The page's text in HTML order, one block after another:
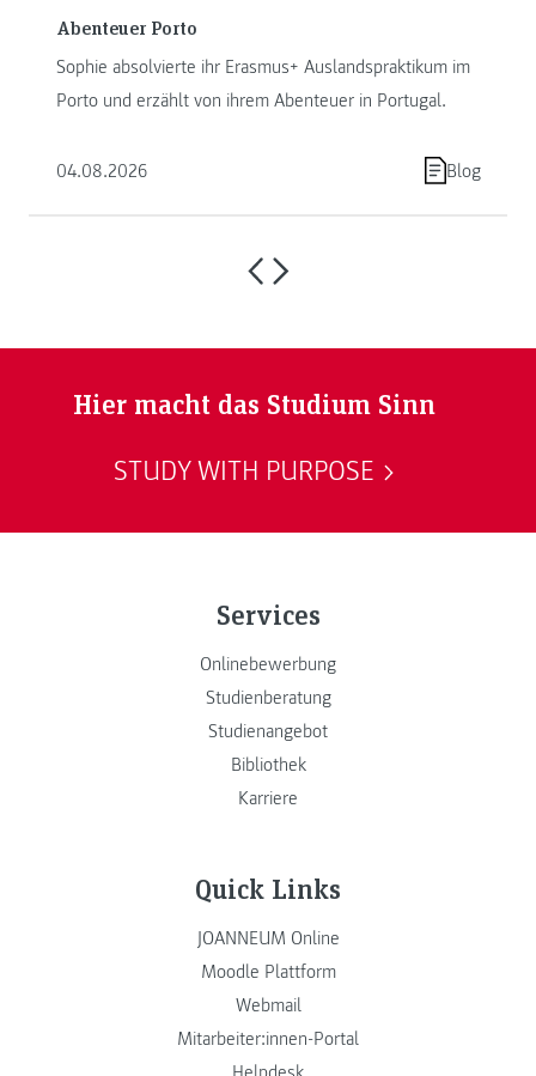
Abenteuer Porto
Sophie absolvierte ihr Erasmus+ Auslandspraktikum im
Porto und erzählt von ihrem Abenteuer in Portugal.
04.08.2026 Blog
Hier macht das Studium Sinn
STUDY WITH PURPOSE
Services
Onlinebewerbung
Studienberatung
Studienangebot
Bibliothek
Karriere
Quick Links
JOANNEUM Online
Moodle Plattform
Webmail
Mitarbeiter:innen-Portal